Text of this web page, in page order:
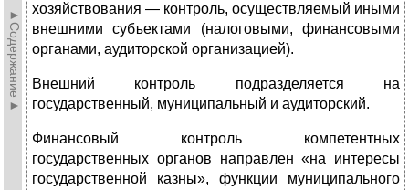
►Содержание►
хозяйствования — контроль, осуществляемый иными
внешними субъектами (налоговыми, финансовыми
органами, аудиторской организацией).
Внешний контроль подразделяется на
государственный, муниципальный и аудиторский.
Финансовый контроль компетентных
государственных органов направлен «на интересы
государственной казны», функции муниципального